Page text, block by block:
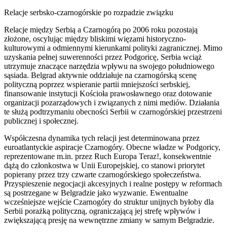
Relacje serbsko-czarnogórskie po rozpadzie związku
Relacje między Serbią a Czarnogórą po 2006 roku pozostają
złożone, oscylując między bliskimi więzami historyczno-
kulturowymi a odmiennymi kierunkami polityki zagranicznej. Mimo
uzyskania pełnej suwerenności przez Podgoricę, Serbia wciąż
utrzymuje znaczące narzędzia wpływu na swojego południowego
sąsiada. Belgrad aktywnie oddziałuje na czarnogórską scenę
polityczną poprzez wspieranie partii mniejszości serbskiej,
finansowanie instytucji Kościoła prawosławnego oraz dotowanie
organizacji pozarządowych i związanych z nimi mediów. Działania
te służą podtrzymaniu obecności Serbii w czarnogórskiej przestrzeni
publicznej i społecznej.
Współczesna dynamika tych relacji jest determinowana przez
euroatlantyckie aspiracje Czarnogóry. Obecne władze w Podgoricy,
reprezentowane m.in. przez Ruch Europa Teraz!, konsekwentnie
dążą do członkostwa w Unii Europejskiej, co stanowi priorytet
popierany przez trzy czwarte czarnogórskiego społeczeństwa.
Przyspieszenie negocjacji akcesyjnych i realne postępy w reformach
są postrzegane w Belgradzie jako wyzwanie. Ewentualne
wcześniejsze wejście Czarnogóry do struktur unijnych byłoby dla
Serbii porażką polityczną, ograniczającą jej strefę wpływów i
zwiększającą presję na wewnętrzne zmiany w samym Belgradzie.